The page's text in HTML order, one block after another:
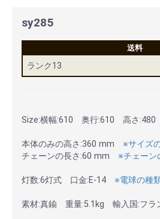
sy285
送料
ランク13
Size:横幅:610 奥行:610 高さ
本体のみの高さ:360 mm ※サイズ
チェーンの長さ:60 mm ※チェーン
灯数:6灯式 口金:E-14 ※電球の種
素材:真鍮 重量:5.1kg 輸入国:フラ